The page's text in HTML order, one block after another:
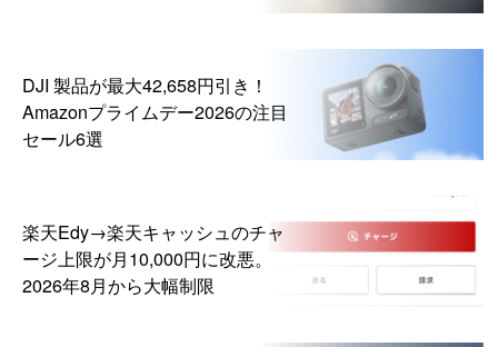
DJI 製品が最大42,658円引き！
Amazonプライムデー2026の注目
セール6選
楽天Edy→楽天キャッシュのチャ
ージ上限が月10,000円に改悪。
2026年8月から大幅制限